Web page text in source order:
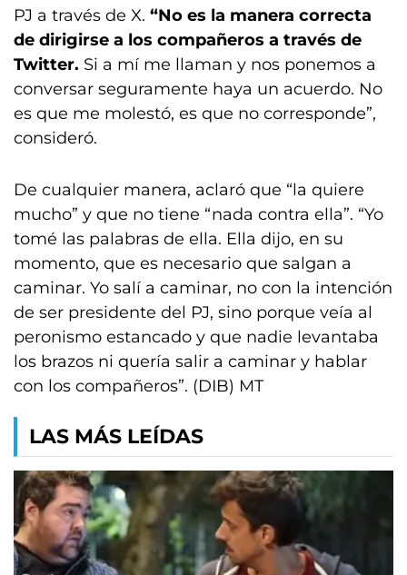
PJ a través de X. “No es la manera correcta
de dirigirse a los compañeros a través de
Twitter. Si a mí me llaman y nos ponemos a
conversar seguramente haya un acuerdo. No
es que me molestó, es que no corresponde”,
consideró.
De cualquier manera, aclaró que “la quiere
mucho” y que no tiene “nada contra ella”. “Yo
tomé las palabras de ella. Ella dijo, en su
momento, que es necesario que salgan a
caminar. Yo salí a caminar, no con la intención
de ser presidente del PJ, sino porque veía al
peronismo estancado y que nadie levantaba
los brazos ni quería salir a caminar y hablar
con los compañeros”. (DIB) MT
LAS MÁS LEÍDAS